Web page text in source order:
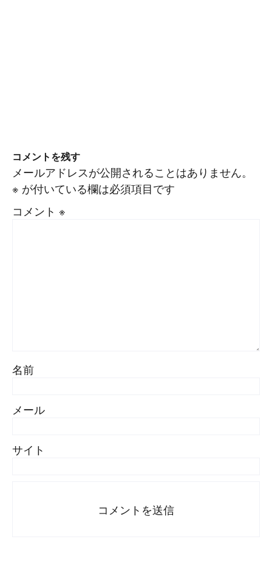
コメントを残す
メールアドレスが公開されることはありません。
※ が付いている欄は必須項目です
コメント ※
名前
メール
サイト